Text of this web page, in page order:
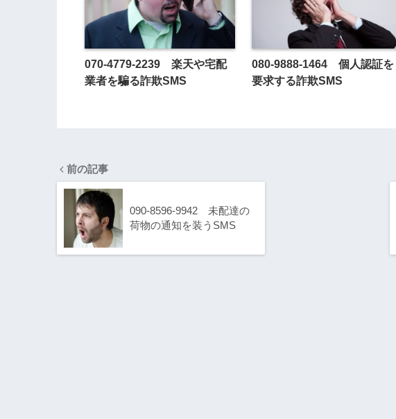
070-4779-2239 楽天や宅配
業者を騙る詐欺SMS
080-9888-1464 個人認証を
要求する詐欺SMS
前の記事
090-8596-9942 未配達の
荷物の通知を装うSMS